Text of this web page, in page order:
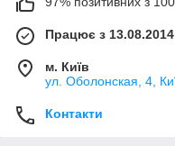
Працює з 13.08.2014
м. Київ
ул. Оболонская, 4,
Контакти